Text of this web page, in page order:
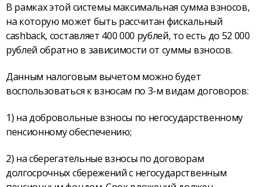
В рамках этой системы максимальная сумма взносов,
на которую может быть рассчитан фискальный
cashback, составляет 400 000 рублей, то есть до 52 000
рублей обратно в зависимости от суммы взносов.
Данным налоговым вычетом можно будет
воспользоваться к взносам по 3-м видам договоров:
1) на добровольные взносы по негосударственному
пенсионному обеспечению;
2) на сберегательные взносы по договорам
долгосрочных сбережений с негосударственным